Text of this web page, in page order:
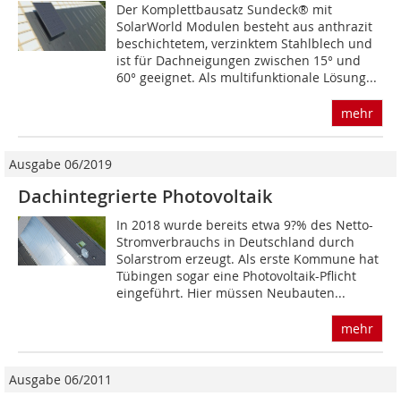
Der Komplettbausatz Sundeck® mit
SolarWorld Modulen besteht aus anthrazit
beschichtetem, verzinktem Stahlblech und
ist für Dachneigungen zwischen 15° und
60° geeignet. Als multifunktionale Lösung...
mehr
Ausgabe 06/2019
Dachintegrierte Photovoltaik
In 2018 wurde bereits etwa 9?% des Netto-
Stromverbrauchs in Deutschland durch
Solarstrom erzeugt. Als erste Kommune hat
Tübingen sogar eine Photovoltaik-Pflicht
eingeführt. Hier müssen Neubauten...
mehr
Ausgabe 06/2011